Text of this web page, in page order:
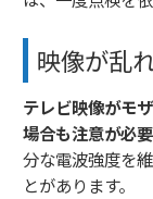
映像が乱
テレビ映像がモ
場合も注意が必要
分な電波強度を
とがあります。